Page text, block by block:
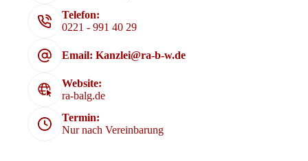
Telefon:
0221 - 991 40 29
Email: Kanzlei@ra-b-w.de
Website:
ra-balg.de
Termin:
Nur nach Vereinbarung